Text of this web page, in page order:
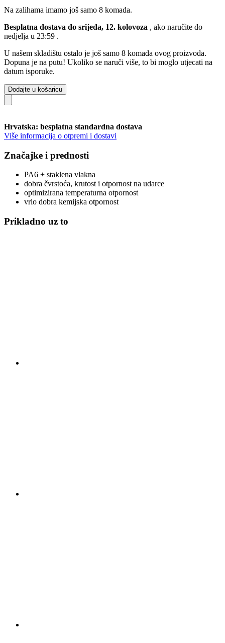
Na zalihama imamo još samo 8 komada.
Besplatna dostava do srijeda, 12. kolovoza , ako naručite do
nedjelja u 23:59 .
U našem skladištu ostalo je još samo 8 komada ovog proizvoda.
Dopuna je na putu! Ukoliko se naruči više, to bi moglo utjecati na
datum isporuke.
Dodajte u košaricu
Hrvatska: besplatna standardna dostava
Više informacija o otpremi i dostavi
Značajke i prednosti
PA6 + staklena vlakna
dobra čvrstoća, krutost i otpornost na udarce
optimizirana temperaturna otpornost
vrlo dobra kemijska otpornost
Prikladno uz to